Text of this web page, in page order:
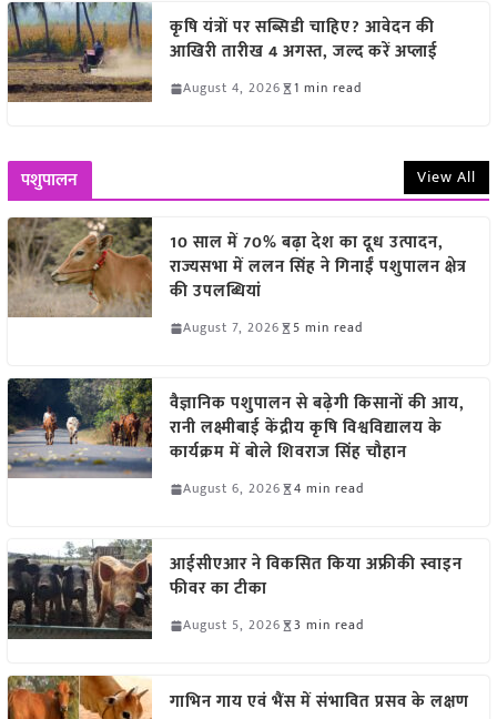
कृषि यंत्रों पर सब्सिडी चाहिए? आवेदन की
आखिरी तारीख 4 अगस्त, जल्द करें अप्लाई
August 4, 2026 1 min read
पशुपालन View All
10 साल में 70% बढ़ा देश का दूध उत्पादन,
राज्यसभा में ललन सिंह ने गिनाईं पशुपालन क्षेत्र
की उपलब्धियां
August 7, 2026 5 min read
वैज्ञानिक पशुपालन से बढ़ेगी किसानों की आय,
रानी लक्ष्मीबाई केंद्रीय कृषि विश्वविद्यालय के
कार्यक्रम में बोले शिवराज सिंह चौहान
August 6, 2026 4 min read
आईसीएआर ने विकसित किया अफ्रीकी स्वाइन
फीवर का टीका
August 5, 2026 3 min read
गाभिन गाय एवं भैंस में संभावित प्रसव के लक्षण